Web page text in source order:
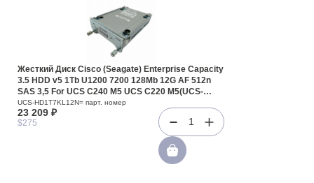
Жесткий Диск Cisco (Seagate) Enterprise Capacity
3.5 HDD v5 1Tb U1200 7200 128Mb 12G AF 512n
SAS 3,5 For UCS C240 M5 UCS C220 M5(UCS-
HD1T7KL12N=)
UCS-HD1T7KL12N= парт. номер
23 209 ₽
$275 1